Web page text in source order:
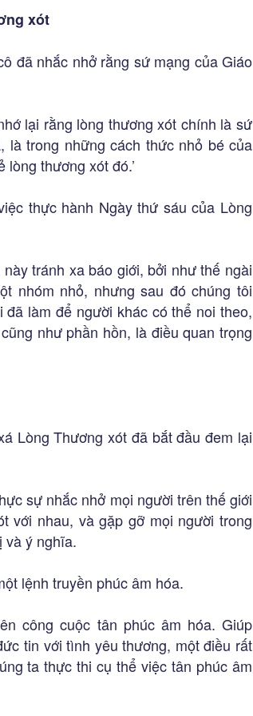
xót
đã nhắc nhở rằng sứ mạng của Giáo
lại rằng lòng thương xót chính là sứ
là trong những cách thức nhỏ bé của
thương xót đó.’
thực hành Ngày thứ sáu của Lòng
tránh xa báo giới, bởi như thế ngài
nhóm nhỏ, nhưng sau đó chúng tôi
làm để người khác có thể noi theo,
như phần hồn, là điều quan trọng
Lòng Thương xót đã bắt đầu đem lại
sự nhắc nhở mọi người trên thế giới
với nhau, và gặp gỡ mọi người trong
và ý nghĩa.
lệnh truyền phúc âm hóa.
công cuộc tân phúc âm hóa. Giúp
tin với tình yêu thương, một điều rất
ta thực thi cụ thể việc tân phúc âm